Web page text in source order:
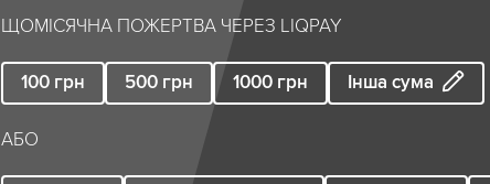
ЩОМІСЯЧНА ПОЖЕРТВА ЧЕРЕЗ LIQPAY
100 грн 500 грн 1000 грн Інша сума
АБО